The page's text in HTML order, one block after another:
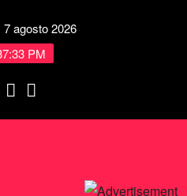
agosto 2026
PM